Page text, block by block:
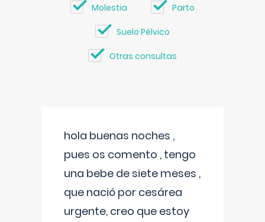
Molestia Parto
Suelo Pélvico
Otras consultas
hola buenas noches ,
pues os comento , tengo
una bebe de siete meses ,
que nació por cesárea
urgente, creo que estoy